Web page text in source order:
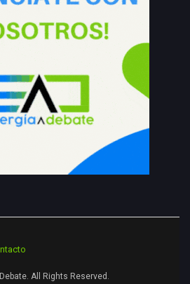
All Rights Reserved.